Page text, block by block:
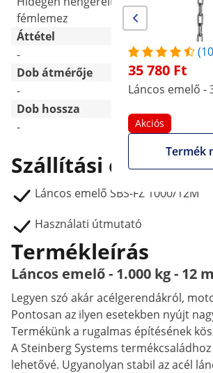
fémlemez
Áttétel
-
-
Dob átmérője
-
-
Dob hossza
-
-
Szállítási csomag
Láncos emelő SBS-FZ 1000/12M
Használati útmutató
35 780 Ft
Láncos emelő -
Akciós
Termék
Termékleírás
Láncos emelő - 1.000 kg - 12 m
Legyen szó akár acélgerendákról,
Pontosan az ilyen esetekben nyújt
Termékünk a rugalmas építésének
A Steinberg Systems
lehetővé. Ugyanolyan stabil az acél